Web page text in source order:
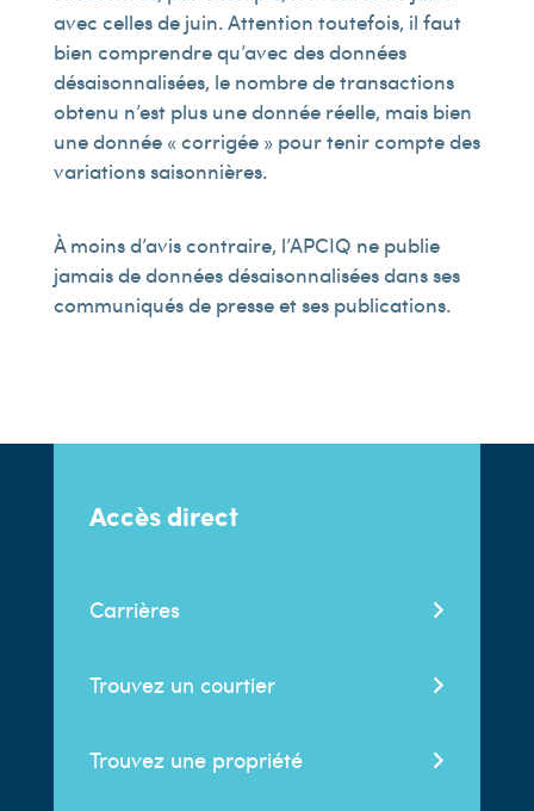
avec celles de juin. Attention toutefois, il faut
bien comprendre qu’avec des données
désaisonnalisées, le nombre de transactions
obtenu n’est plus une donnée réelle, mais bien
une donnée « corrigée » pour tenir compte des
variations saisonnières.
À moins d’avis contraire, l’APCIQ ne publie
jamais de données désaisonnalisées dans ses
communiqués de presse et ses publications.
Accès direct
Carrières
Trouvez un courtier
Trouvez une propriété